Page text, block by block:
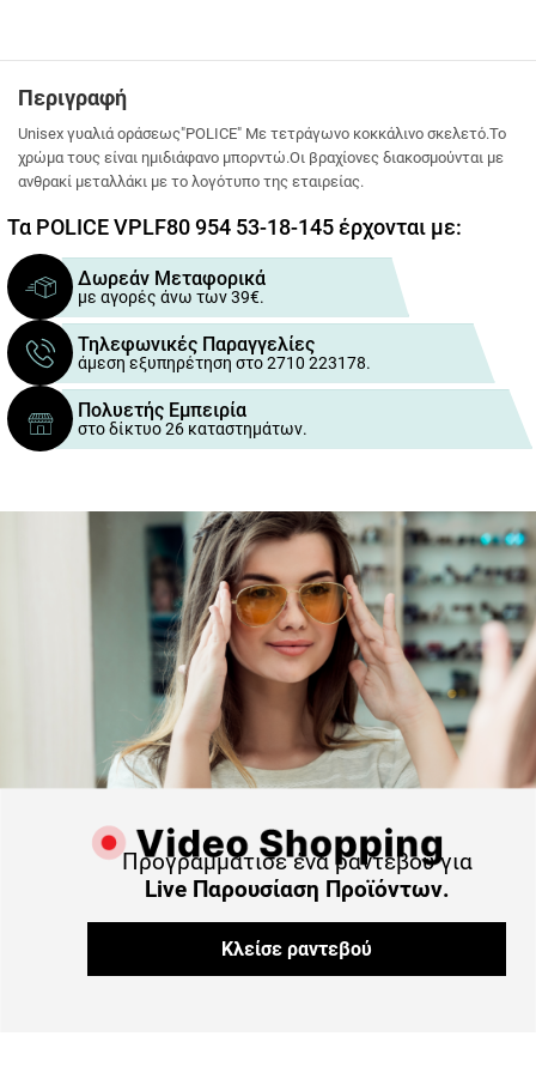
Περιγραφή
Unisex γυαλιά οράσεως"POLICE" Με τετράγωνο κοκκάλινο σκελετό.Το
χρώμα τους είναι ημιδιάφανο μπορντώ.Οι βραχίονες διακοσμούνται με
ανθρακί μεταλλάκι με το λογότυπο της εταιρείας.
Τα POLICE VPLF80 954 53-18-145 έρχονται με:
Δωρεάν Μεταφορικά
με αγορές άνω των 39€.
Τηλεφωνικές Παραγγελίες
άμεση εξυπηρέτηση στο 2710 223178.
Πολυετής Εμπειρία
στο δίκτυο 26 καταστημάτων.
Προγραμμάτισε ένα ραντεβού για
Live Παρουσίαση Προϊόντων.
Κλείσε ραντεβού